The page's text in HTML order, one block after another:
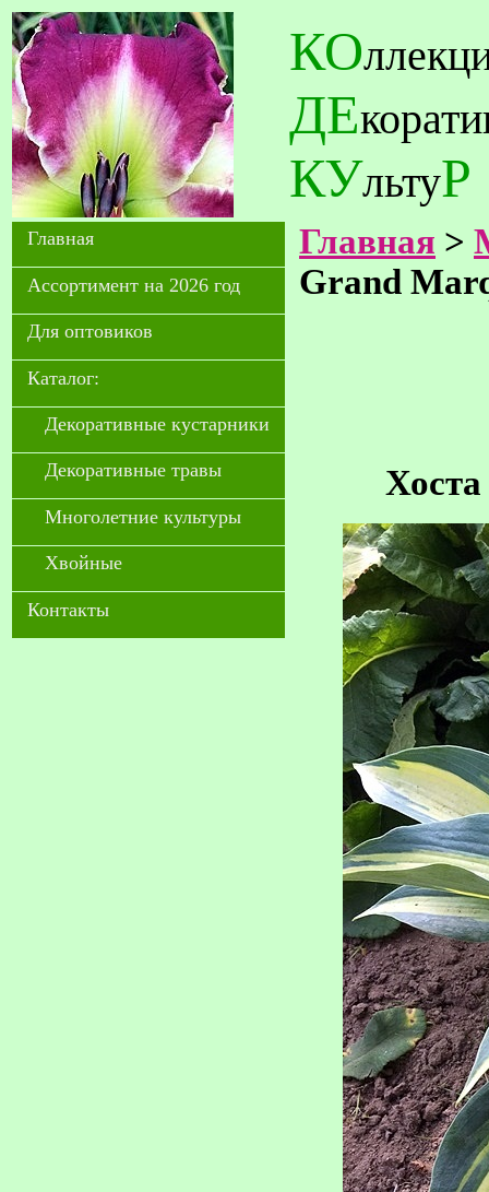
КО
ДЕ
КУльтуР
Главная
Ассортимент на 2026 год
Для оптовиков
Каталог:
Декоративные кустарники
Декоративные травы
Многолетние культуры
Хвойные
Контакты
Главная >
Grand